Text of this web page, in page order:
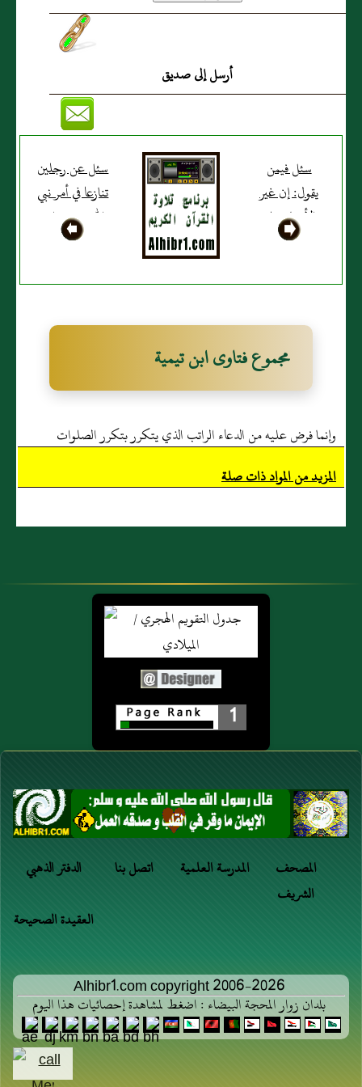
أرسل إلى صديق
سئل فيمن
يقول‏:‏ إن غير
الأنبياء يبلغ
درجتهم بحيث
اللّه؟
سئل عن رجلين
تنازعا في أمر نبي
اللّه عيسى ابن
مريم ـ عليه
مجموع فتاوى ابن تيمية
وإنما فرض عليه من الدعاء الراتب الذي يتكرر بتكرر الصلوات
المزيد من المواد ذات صلة
1
الدفتر الذهبي اتصل بنا المدرسة العلمية
المصحف
الشريف
العقيدة الصحيحة
Alhibr1.com copyright 2006-2026
بلدان زوار المحجة البيضاء : اضغط لمشاهدة إحصائيات هذا اليوم